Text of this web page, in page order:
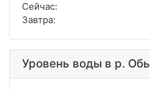
Сейчас:
Завтра:
Уровень воды в р. Обь